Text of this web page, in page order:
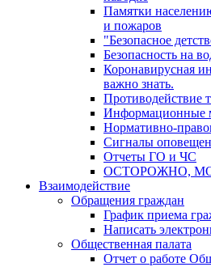
Памятки
и пожаров
"Безопасное
Безопасность на
Коронавирусная
важно знать.
Противодействие
Информационные
Нормативно-
Сигналы
Отчеты ГО и ЧС
ОСТОРОЖНО,
Взаимодействие
Обращения граждан
График приема
Написать
Общественная палата
Отчет о работе